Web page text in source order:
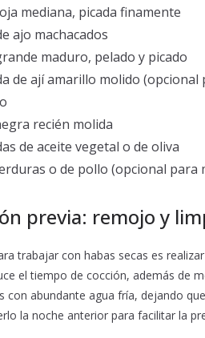
mediana, picada finamente
ajo machacados
maduro, pelado y picado
de ají amarillo molido
recién molida
de aceite vegetal o de oliva
o de pollo (opcional para
previa: remojo y
trabajar con habas secas es
el tiempo de cocción, además de
con abundante agua fría, dejando
la noche anterior para facilitar la